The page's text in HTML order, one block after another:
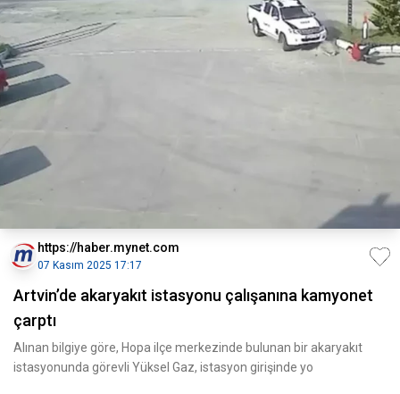
https://haber.mynet.com
07 Kasım 2025 17:17
Artvin’de akaryakıt istasyonu çalışanına kamyonet
çarptı
Alınan bilgiye göre, Hopa ilçe merkezinde bulunan bir akaryakıt
istasyonunda görevli Yüksel Gaz, istasyon girişinde yo